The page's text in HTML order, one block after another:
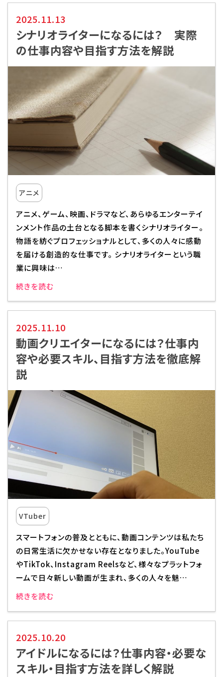
2025.11.13
シナリオライターになるには？ 実際
の仕事内容や目指す方法を解説
アニメ
アニメ、ゲーム、映画、ドラマなど、あらゆるエンターテイ
ンメント作品の土台となる脚本を書くシナリオライター。
物語を紡ぐプロフェッショナルとして、多くの人々に感動
を届ける創造的な仕事です。 シナリオライターという職
業に興味は…
続きを読む
2025.11.10
動画クリエイターになるには？仕事内
容や必要スキル、目指す方法を徹底解
説
VTuber
スマートフォンの普及とともに、動画コンテンツは私たち
の日常生活に欠かせない存在となりました。YouTube
やTikTok、Instagram Reelsなど、様々なプラットフォ
ームで日々新しい動画が生まれ、多くの人々を魅…
続きを読む
2025.10.20
アイドルになるには？仕事内容・必要な
スキル・目指す方法を詳しく解説